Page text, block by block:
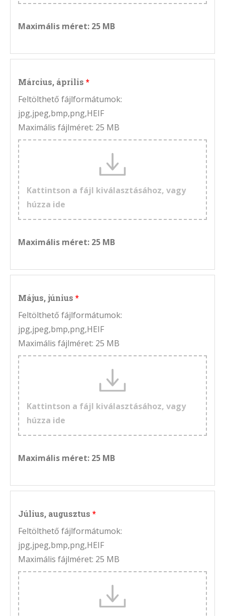
Maximális méret: 25 MB
Március, április
Feltölthető fájlformátumok:
jpg,jpeg,bmp,png,HEIF
Maximális fájlméret: 25 MB
Kattintson a fájl kiválasztásához, vagy
húzza ide
Maximális méret: 25 MB
Május, június
Feltölthető fájlformátumok:
jpg,jpeg,bmp,png,HEIF
Maximális fájlméret: 25 MB
Kattintson a fájl kiválasztásához, vagy
húzza ide
Maximális méret: 25 MB
Július, augusztus
Feltölthető fájlformátumok:
jpg,jpeg,bmp,png,HEIF
Maximális fájlméret: 25 MB